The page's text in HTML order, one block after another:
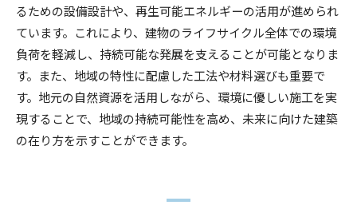
るための設備設計や、再生可能エネルギーの活用が進められ
ています。これにより、建物のライフサイクル全体での環境
負荷を軽減し、持続可能な発展を支えることが可能となりま
す。また、地域の特性に配慮した工法や材料選びも重要で
す。地元の自然資源を活用しながら、環境に優しい施工を実
現することで、地域の持続可能性を高め、未来に向けた建築
の在り方を示すことができます。